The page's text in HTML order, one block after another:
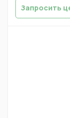
Запросить